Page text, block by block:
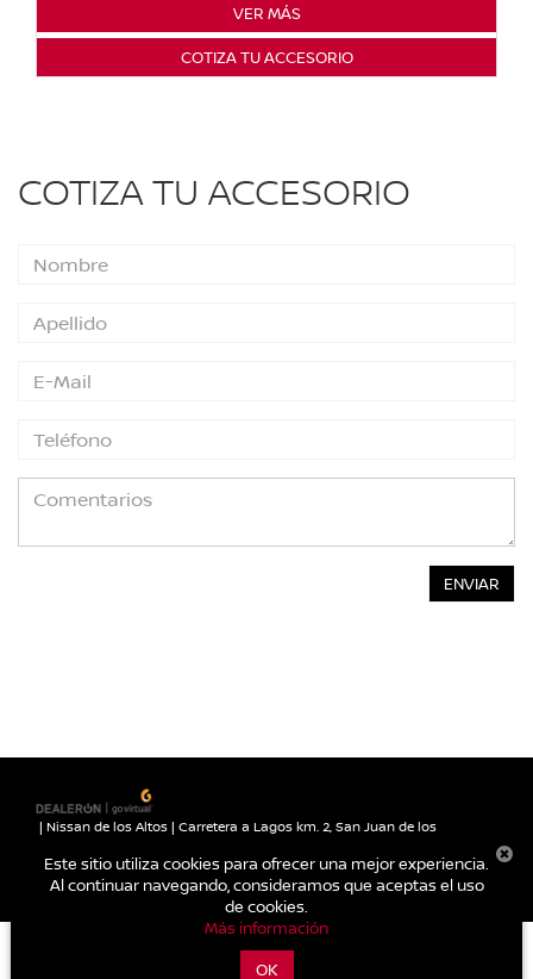
VER MÁS
COTIZA TU ACCESORIO
COTIZA TU ACCESORIO
| Nissan de los Altos | Carretera a Lagos km. 2, San Juan de los
1000| Contáctanos |Aviso de Privacidad|Mapa del sitio
Este sitio utiliza cookies para ofrecer una mejor experiencia.
Al continuar navegando, consideramos que aceptas el uso
de cookies.
Más información
OK